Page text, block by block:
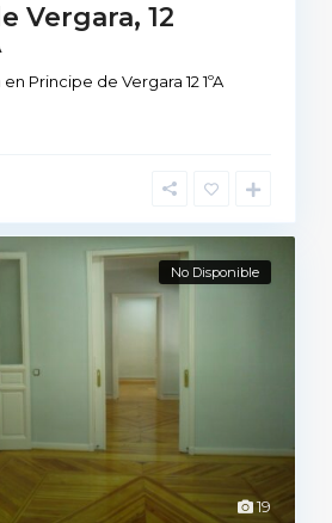
Vergara, 12
Principe de Vergara 12 1ºA
19
No Disponible